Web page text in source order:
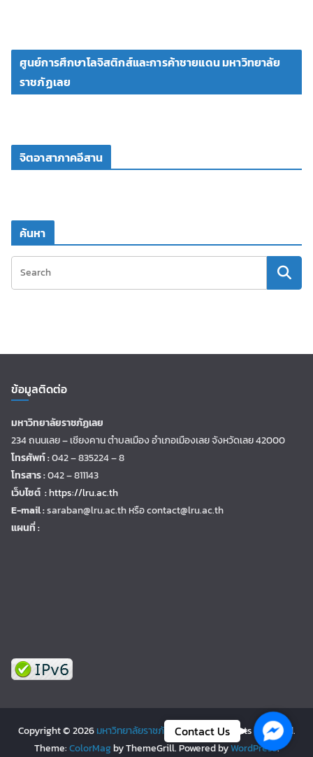
ศูนย์การศึกษาโลจิสติกส์และการค้าชายแดน มหาวิทยาลัย
ราชภัฏเลย
จิตอาสาภาคอีสาน
ค้นหา
ข้อมูลติดต่อ
มหาวิทยาลัยราชภัฏเลย
234 ถนนเลย – เชียงคาน ตำบลเมือง อำเภอเมืองเลย จังหวัดเลย 42000
โทรศัพท์ :042 – 835224 – 8
โทรสาร :042 – 811143
เว็บไซต์ :https://lru.ac.th
E-mail :saraban@lru.ac.thหรือ contact@lru.ac.th
แผนที่ :
Copyright © 2026มหาวิทยาลัยราชภัฏเลย | LRU. All rights reserved.
Theme:ColorMagby ThemeGrill. Powered byWordPress.
Contact Us